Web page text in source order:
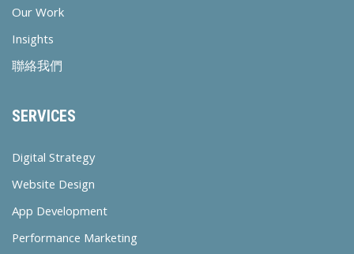
Our Work
Insights
聯絡我們
SERVICES
Digital Strategy
Website Design
App Development
Performance Marketing